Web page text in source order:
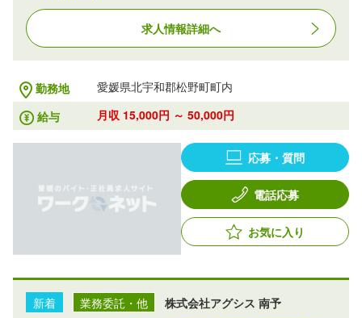
求人情報詳細へ
勤務地
愛媛県北宇和郡松野町町内
給与
月収 15,000円 ～ 50,000円
応募・質問
電話応募
お気に入り
新着 業務委託・他 株式会社アグシス 南予